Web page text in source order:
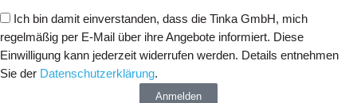
Ich bin damit einverstanden, dass die Tinka GmbH, mich
regelmäßig per E-Mail über ihre Angebote informiert. Diese
Einwilligung kann jederzeit widerrufen werden. Details entnehmen
Sie der Datenschutzerklärung.
Anmelden